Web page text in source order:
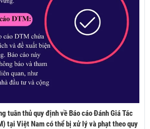
tuân thủ quy định về Báo cáo Đánh Giá Tác
tại Việt Nam có thể bị xử lý và phạt theo quy